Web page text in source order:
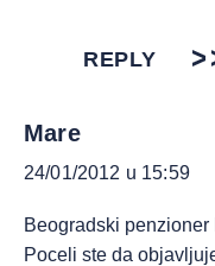
REPLY
Mare
24/01/2012 u 15:59
Beogradski penzioner
Poceli ste da